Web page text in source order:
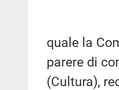
quale la
parere di
(Cultura),